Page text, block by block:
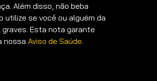
Além disso, não beba
utilize se você ou alguém da
Esta nota garante
nossa Aviso de Saúde.